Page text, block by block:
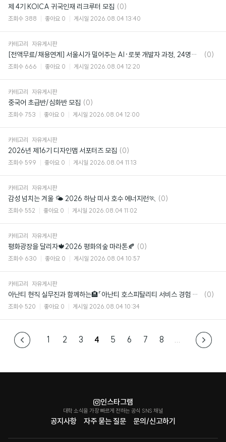
제 4기 KOICA 귀국인재 리크루터 모집 댓
글
(0)
조회수 388 좋아요 0 게시일 2026.08.04 13:40
카테고리 자유게시판
[전액무료/채용연계] 서울시가 밀어주는 AI·로봇 개발자 과정, 24명만 뽑아요 🤖
댓
(0)
조회수 666 좋아요 0 게시일 2026.08.04 12:20
카테고리 자유게시판
중국어 초급반/심화반 모집 댓
글
(0)
조회수 753 좋아요 0 게시일 2026.08.04 12:00
카테고리 자유게시판
2026년 제16기 디자인맵 서포터즈 모집 댓
글
(0)
조회수 599 좋아요 0 게시일 2026.08.04 11:13
카테고리 자유게시판
감성 넘치는 겨울 🌤️ 2026 하남 미사 호수 에너지런🏃 댓
(0)
조회수 552 좋아요 0 게시일 2026.08.04 11:02
카테고리 자유게시판
평화광장을 달리자🍁2026 평화의숲 마라톤🍂 댓
글
(0)
조회수 630 좋아요 0 게시일 2026.08.04 10:57
카테고리 자유게시판
아난티 현직 실무진과 함께하는🏨「아난티 호스피탈리티 서비스 경험 디자인 아카데미」
댓
(0)
조회수 520 좋아요 0 게시일 2026.08.04 10:34
1 2 3 4 5 6 7 8 ...
공지사항 자주 묻는 질문 문의/신고하기
인스타그램
대학 소식을 가장 빠르게 전하는 공식 SNS 채널